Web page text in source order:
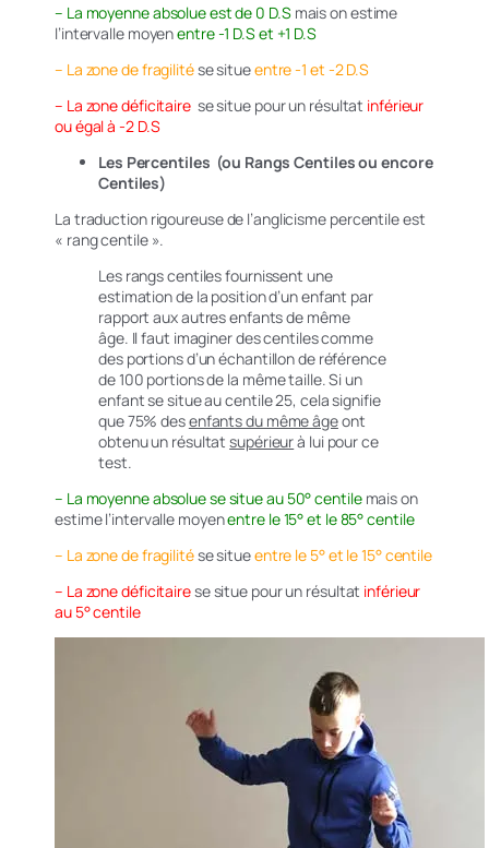
– La moyenne absolue est de 0 D.Smais on estime
l’intervalle moyenentre-1 D.S et +1 D.S
– La zone de fragilitése situeentre -1 et -2 D.S
– La zone déficitaire se situe pour un résultat inférieur
ou égal à -2 D.S
Les Percentiles (ou Rangs Centiles ou encore
Centiles)
La traduction rigoureuse de l’anglicisme percentileest
« rang centile ».
Les rangs centiles fournissent une
estimation de la position d’un enfant par
rapport aux autres enfants de même
âge. Il faut imaginer des centiles comme
des portions d’un échantillon de référence
de 100 portions de la même taille. Si un
enfant se situe au centile 25, cela signifie
que 75% desenfants du même âgeont
obtenu un résultatsupérieurà lui pour ce
test.
– La moyenne absolue se situe au 50° centilemais on
estime l’intervalle moyenentre le 15° et le 85° centile
– La zone de fragilitése situeentre le 5° et le 15° centile
– La zone déficitairese situe pour un résultat inférieur
au 5° centile